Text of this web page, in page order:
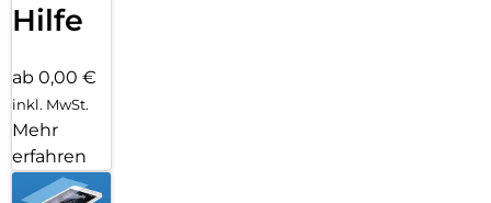
Hilfe
ab 0,00 €
inkl. MwSt.
Mehr
erfahren